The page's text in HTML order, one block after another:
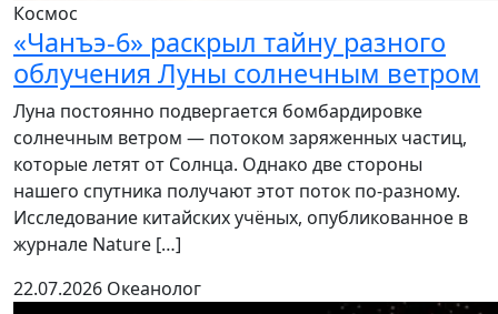
Космос
«Чанъэ-6» раскрыл тайну разного
облучения Луны солнечным ветром
Луна постоянно подвергается бомбардировке
солнечным ветром — потоком заряженных частиц,
которые летят от Солнца. Однако две стороны
нашего спутника получают этот поток по-разному.
Исследование китайских учёных, опубликованное в
журнале Nature […]
22.07.2026 Океанолог